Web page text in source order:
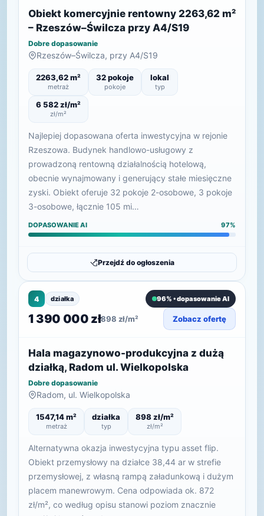
Obiekt komercyjnie rentowny 2263,62 m²
– Rzeszów–Świlcza przy A4/S19
Dobre dopasowanie
Rzeszów–Świlcza, przy A4/S19
2263,62 m²
metraż
32 pokoje
pokoje
lokal
typ
6 582 zł/m²
zł/m²
Najlepiej dopasowana oferta inwestycyjna w rejonie
Rzeszowa. Budynek handlowo-usługowy z
prowadzoną rentowną działalnością hotelową,
obecnie wynajmowany i generujący stałe miesięczne
zyski. Obiekt oferuje 32 pokoje 2-osobowe, 3 pokoje
3-osobowe, łącznie 105 mi…
DOPASOWANIE AI 97%
Przejdź do ogłoszenia
4 działka 96% • dopasowanie AI
1 390 000 zł898 zł/m² Zobacz ofertę
Hala magazynowo-produkcyjna z dużą
działką, Radom ul. Wielkopolska
Dobre dopasowanie
Radom, ul. Wielkopolska
1547,14 m²
metraż
działka
typ
898 zł/m²
zł/m²
Alternatywna okazja inwestycyjna typu asset flip.
Obiekt przemysłowy na działce 38,44 ar w strefie
przemysłowej, z własną rampą załadunkową i dużym
placem manewrowym. Cena odpowiada ok. 872
zł/m², co według opisu stanowi poziom znacznie